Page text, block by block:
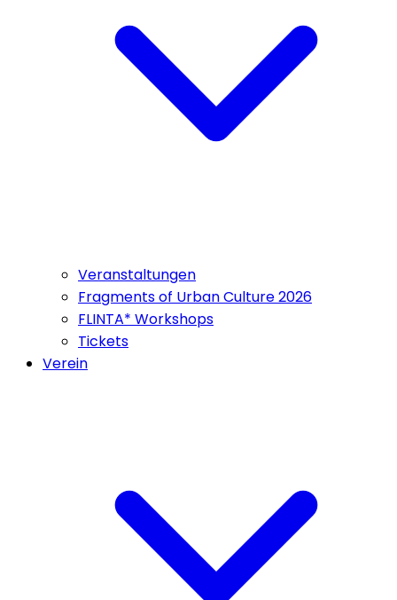
Veranstaltungen
Fragments of Urban Culture 2026
FLINTA* Workshops
Tickets
Verein